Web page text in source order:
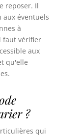
reposer. Il
éventuels
à
faut vérifier
aux
qu'elle
?
qui